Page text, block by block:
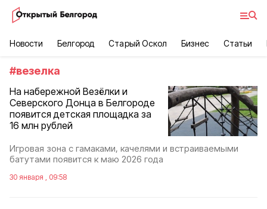
Новости Белгород Старый Оскол Бизнес Статьи
#везелка
На набережной Везёлки и
Северского Донца в Белгороде
появится детская площадка за
16 млн рублей
Игровая зона с гамаками, качелями и встраиваемыми
батутами появится к маю 2026 года
30 января , 09:58